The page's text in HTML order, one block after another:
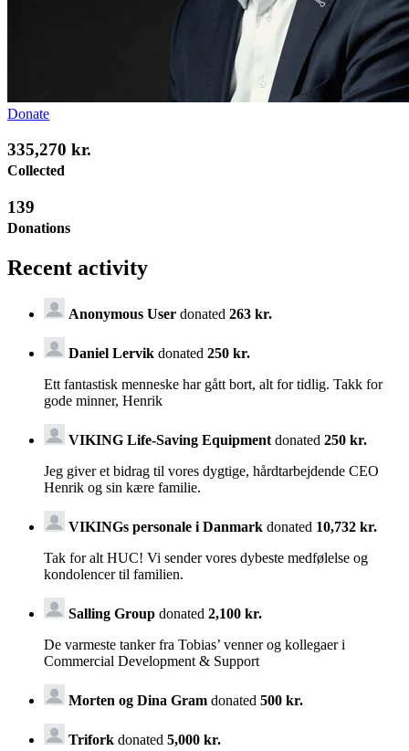
Donate
335,270 kr.
Collected
139
Donations
Recent activity
Anonymous User donated 263 kr.
Daniel Lervik donated 250 kr.
Ett fantastisk menneske har gått bort, alt for tidlig. Takk for
gode minner, Henrik
VIKING Life-Saving Equipmentdonated 250 kr.
Jeg giver et bidrag til vores dygtige, hårdtarbejdende CEO
Henrik og sin kære familie.
VIKINGs personale i Danmark donated 10,732 kr.
Tak for alt HUC! Vi sender vores dybeste medfølelse og
kondolencer til familien.
Salling Group donated 2,100 kr.
De varmeste tanker fra Tobias’ venner og kollegaer i
Commercial Development & Support
Morten og Dina Gram donated 500 kr.
Trifork donated 5,000 kr.